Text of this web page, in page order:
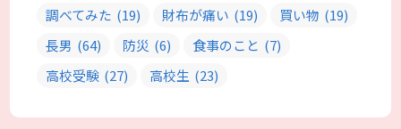
調べてみた (19) 財布が痛い (19) 買い物 (19)
長男 (64) 防災 (6) 食事のこと (7)
高校受験 (27) 高校生 (23)